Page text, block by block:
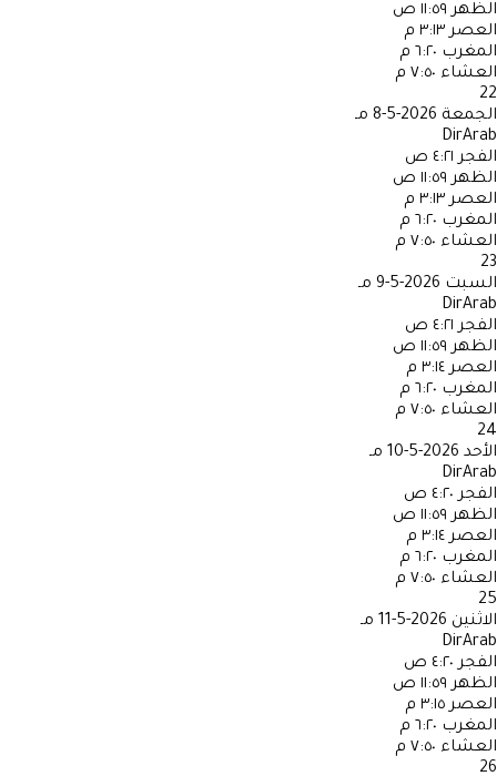
الظهر ١١:٥٩ ص
العصر ٣:١٣ م
المغرب ٦:٢٠ م
العشاء ٧:٥٠ م
22
الجمعة 2026-5-8 مـ
DirArab
الفجر ٤:٢١ ص
الظهر ١١:٥٩ ص
العصر ٣:١٣ م
المغرب ٦:٢٠ م
العشاء ٧:٥٠ م
23
السبت 2026-5-9 مـ
DirArab
الفجر ٤:٢١ ص
الظهر ١١:٥٩ ص
العصر ٣:١٤ م
المغرب ٦:٢٠ م
العشاء ٧:٥٠ م
24
الأحد 2026-5-10 مـ
DirArab
الفجر ٤:٢٠ ص
الظهر ١١:٥٩ ص
العصر ٣:١٤ م
المغرب ٦:٢٠ م
العشاء ٧:٥٠ م
25
الاثنين 2026-5-11 مـ
DirArab
الفجر ٤:٢٠ ص
الظهر ١١:٥٩ ص
العصر ٣:١٥ م
المغرب ٦:٢٠ م
العشاء ٧:٥٠ م
26